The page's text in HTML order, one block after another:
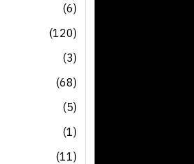
(6)
(120)
(3)
(68)
(5)
(1)
(11)